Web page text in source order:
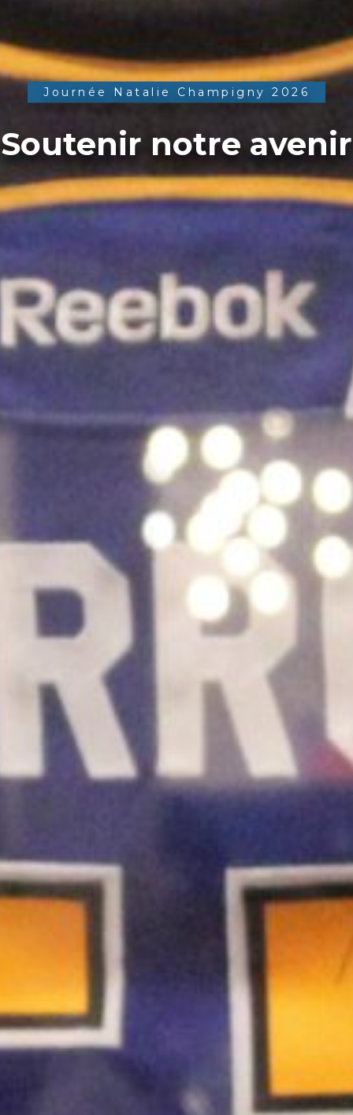
Journée Natalie Champigny 2026
Soutenir notre avenir